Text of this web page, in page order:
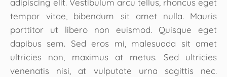
adipiscing elit. Vestibulum arcu tellus, rhoncus eget
tempor vitae, bibendum sit amet nulla. Mauris
porttitor ut libero non euismod. Quisque eget
dapibus sem. Sed eros mi, malesuada sit amet
ultricies non, maximus at metus. Sed ultricies
venenatis nisi, at vulputate urna sagittis nec.